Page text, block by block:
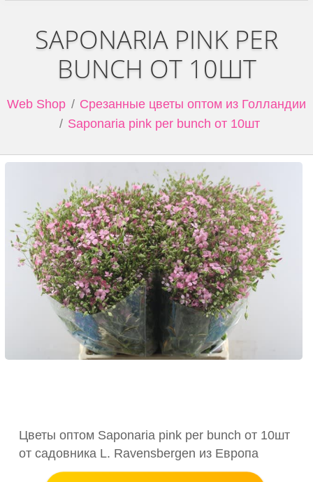
SAPONARIA PINK PER
BUNCH ОТ 10ШТ
Web Shop
Срезанные цветы оптом из Голландии
Saponaria pink per bunch от 10шт
Цветы оптом Saponaria pink per bunch от 10шт
от садовника L. Ravensbergen из Европа